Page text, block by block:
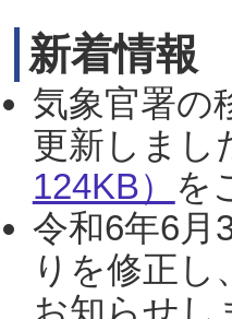
新着情報
気象官署の
更新しまし
124KB） を
令和6年6月
りを修正
お知らせし